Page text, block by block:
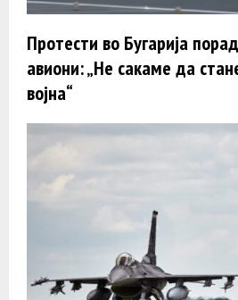
Протести во Бугарија
авиони: „Не сакаме да
војна“